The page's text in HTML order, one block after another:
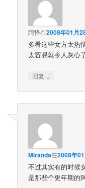
阿怪在2008年01月
多看这些女方太热
太容易就令人灰心
回复 ↓
Miranda在2008年
不过其实有的时候
是那些个更年期